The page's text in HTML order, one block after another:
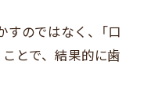
のではなく、「口
とで、結果的に歯